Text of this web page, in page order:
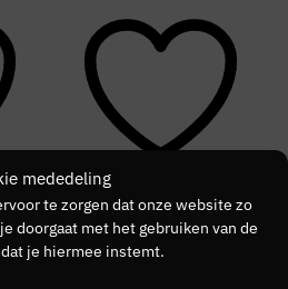
mededeling
te zorgen dat onze website zo
doorgaat met het gebruiken van de
je hiermee instemt.
SALE